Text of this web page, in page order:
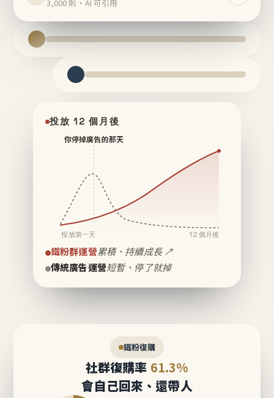
3,000 則・AI 可引用
投放 12 個月後
你停掉廣告的那天
投放第一天 12 個月後
鐵粉群運營累積、持續成長 ↗
傳統廣告運營短暫、停了就掉
鐵粉復購
社群復購率 61.3%
會自己回來、還帶人